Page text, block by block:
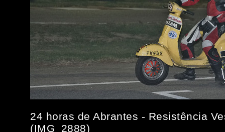
24 horas de Abrantes - Resistência
(IMG_2888)